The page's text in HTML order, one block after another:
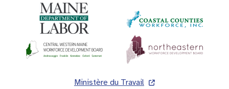
Ministère du Travail